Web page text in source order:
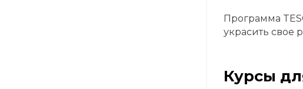
Программа
украсить
Курсы